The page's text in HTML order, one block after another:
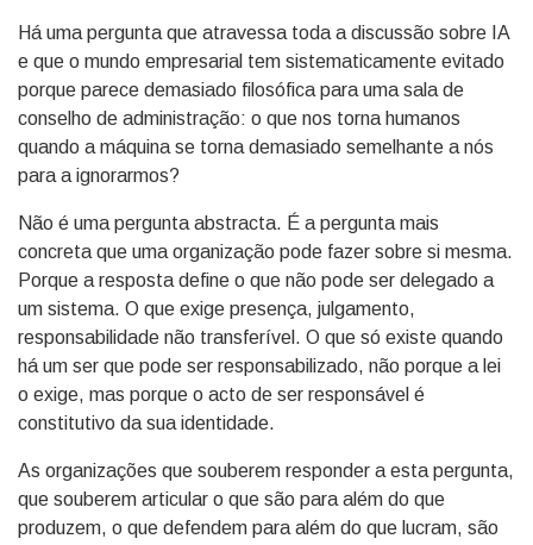
Há uma pergunta que atravessa toda a discussão sobre IA
e que o mundo empresarial tem sistematicamente evitado
porque parece demasiado filosófica para uma sala de
conselho de administração: o que nos torna humanos
quando a máquina se torna demasiado semelhante a nós
para a ignorarmos?
Não é uma pergunta abstracta. É a pergunta mais
concreta que uma organização pode fazer sobre si mesma.
Porque a resposta define o que não pode ser delegado a
um sistema. O que exige presença, julgamento,
responsabilidade não transferível. O que só existe quando
há um ser que pode ser responsabilizado, não porque a lei
o exige, mas porque o acto de ser responsável é
constitutivo da sua identidade.
As organizações que souberem responder a esta pergunta,
que souberem articular o que são para além do que
produzem, o que defendem para além do que lucram, são